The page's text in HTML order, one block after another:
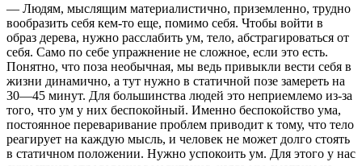
— Людям, мыслящим материалистично, приземленно, трудно
вообразить себя кем-то еще, помимо себя. Чтобы войти в
образ дерева, нужно расслабить ум, тело, абстрагироваться от
себя. Само по себе упражнение не сложное, если это есть.
Понятно, что поза необычная, мы ведь привыкли вести себя в
жизни динамично, а тут нужно в статичной позе замереть на
30—45 минут. Для большинства людей это неприемлемо из-за
того, что ум у них беспокойный. Именно беспокойство ума,
постоянное переваривание проблем приводит к тому, что тело
реагирует на каждую мысль, и человек не может долго стоять
в статичном положении. Нужно успокоить ум. Для этого у нас